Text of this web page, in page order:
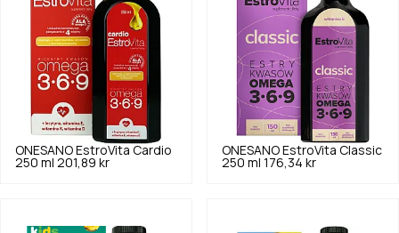
ONESANO EstroVita Cardio
250 ml 201,89 kr
ONESANO EstroVita Classic
250 ml 176,34 kr